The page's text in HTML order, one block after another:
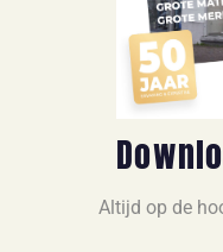
Altijd op de